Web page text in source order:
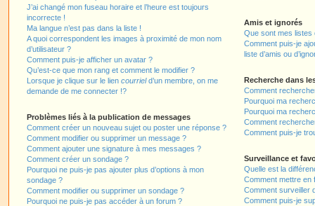
J’ai changé mon fuseau horaire et l’heure est toujours
incorrecte !
Ma langue n’est pas dans la liste !
A quoi correspondent les images à proximité de mon nom
d’utilisateur ?
Comment puis-je afficher un avatar ?
Qu’est-ce que mon rang et comment le modifier ?
Lorsque je clique sur le lien courrield’un membre, on me
demande de me connecter !?
Problèmes liés à la publication de messages
Comment créer un nouveau sujet ou poster une réponse ?
Comment modifier ou supprimer un message ?
Comment ajouter une signature à mes messages ?
Comment créer un sondage ?
Pourquoi ne puis-je pas ajouter plus d’options à mon
sondage ?
Comment modifier ou supprimer un sondage ?
Pourquoi ne puis-je pas accéder à un forum ?
Amis et ignorés
Que sont mes listes
Comment puis-je
liste d’amis ou
Recherche dans
Comment
Pourquoi ma
Pourquoi ma
Comment
Comment puis-je
Surveillance et
Quelle est la
Comment mettre en
Comment surveiller
Comment puis-je